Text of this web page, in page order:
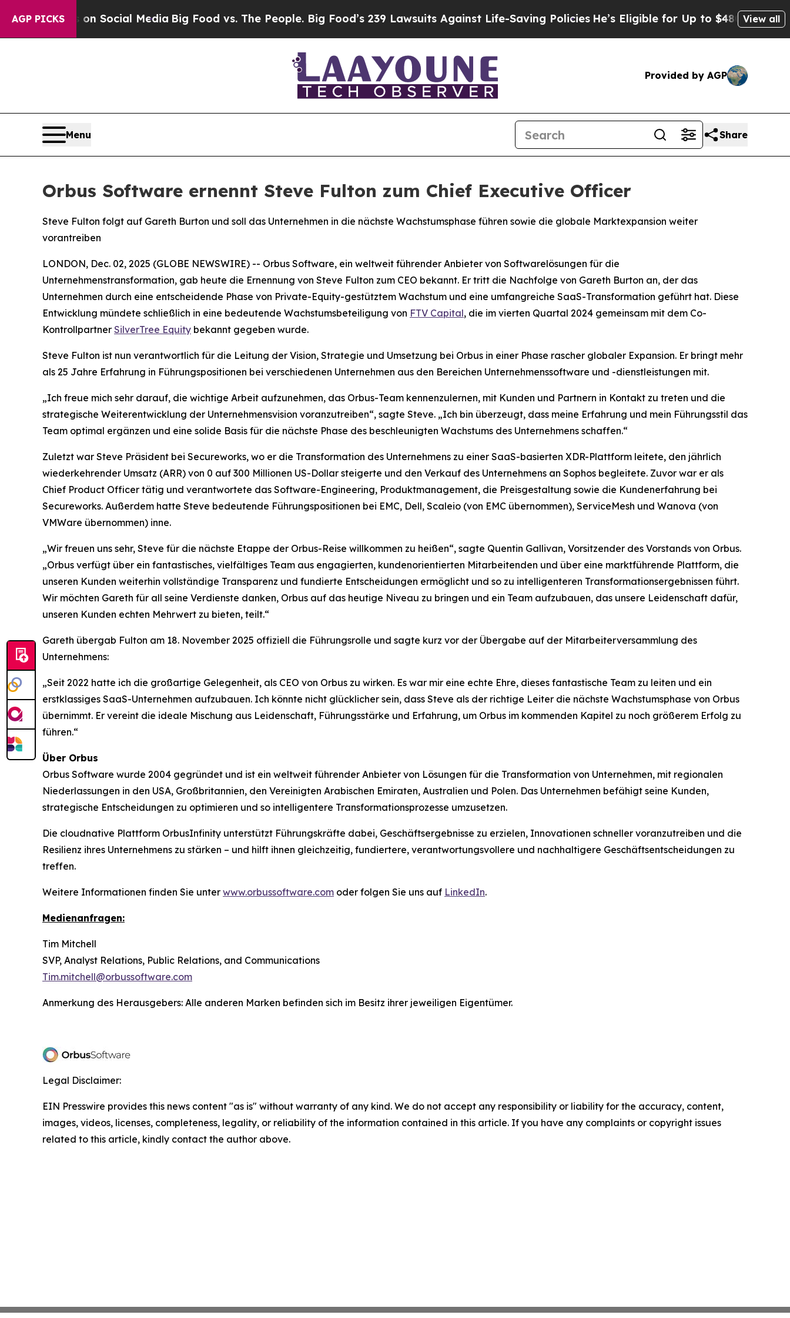
AGP PICKSon Social Media Big Food vs. The People. Big Food’s 239 Lawsuits Against Life-Saving Policies He’s Eligible for Up to $480,000 AfterView all
Provided by AGP
Menu Share
Orbus Software ernennt Steve Fulton zum Chief Executive Officer
Steve Fulton folgt auf Gareth Burton und soll das Unternehmen in die nächste Wachstumsphase führen sowie die globale Marktexpansion weiter
vorantreiben
LONDON, Dec. 02, 2025 (GLOBE NEWSWIRE) -- Orbus Software, ein weltweit führender Anbieter von Softwarelösungen für die
Unternehmenstransformation, gab heute die Ernennung von Steve Fulton zum CEO bekannt. Er tritt die Nachfolge von Gareth Burton an, der das
Unternehmen durch eine entscheidende Phase von Private-Equity-gestütztem Wachstum und eine umfangreiche SaaS-Transformation geführt hat. Diese
Entwicklung mündete schließlich in eine bedeutende Wachstumsbeteiligung von FTV Capital, die im vierten Quartal 2024 gemeinsam mit dem Co-
Kontrollpartner SilverTree Equity bekannt gegeben wurde.
Steve Fulton ist nun verantwortlich für die Leitung der Vision, Strategie und Umsetzung bei Orbus in einer Phase rascher globaler Expansion. Er bringt mehr
als 25 Jahre Erfahrung in Führungspositionen bei verschiedenen Unternehmen aus den Bereichen Unternehmenssoftware und -dienstleistungen mit.
„Ich freue mich sehr darauf, die wichtige Arbeit aufzunehmen, das Orbus-Team kennenzulernen, mit Kunden und Partnern in Kontakt zu treten und die
strategische Weiterentwicklung der Unternehmensvision voranzutreiben“, sagte Steve. „Ich bin überzeugt, dass meine Erfahrung und mein Führungsstil das
Team optimal ergänzen und eine solide Basis für die nächste Phase des beschleunigten Wachstums des Unternehmens schaffen.“
Zuletzt war Steve Präsident bei Secureworks, wo er die Transformation des Unternehmens zu einer SaaS-basierten XDR-Plattform leitete, den jährlich
wiederkehrender Umsatz (ARR) von 0 auf 300 Millionen US-Dollar steigerte und den Verkauf des Unternehmens an Sophos begleitete. Zuvor war er als
Chief Product Officer tätig und verantwortete das Software-Engineering, Produktmanagement, die Preisgestaltung sowie die Kundenerfahrung bei
Secureworks. Außerdem hatte Steve bedeutende Führungspositionen bei EMC, Dell, Scaleio (von EMC übernommen), ServiceMesh und Wanova (von
VMWare übernommen) inne.
„Wir freuen uns sehr, Steve für die nächste Etappe der Orbus-Reise willkommen zu heißen“, sagte Quentin Gallivan, Vorsitzender des Vorstands von Orbus.
„Orbus verfügt über ein fantastisches, vielfältiges Team aus engagierten, kundenorientierten Mitarbeitenden und über eine marktführende Plattform, die
unseren Kunden weiterhin vollständige Transparenz und fundierte Entscheidungen ermöglicht und so zu intelligenteren Transformationsergebnissen führt.
Wir möchten Gareth für all seine Verdienste danken, Orbus auf das heutige Niveau zu bringen und ein Team aufzubauen, das unsere Leidenschaft dafür,
unseren Kunden echten Mehrwert zu bieten, teilt.“
Gareth übergab Fulton am 18. November 2025 offiziell die Führungsrolle und sagte kurz vor der Übergabe auf der Mitarbeiterversammlung des
Unternehmens:
„Seit 2022 hatte ich die großartige Gelegenheit, als CEO von Orbus zu wirken. Es war mir eine echte Ehre, dieses fantastische Team zu leiten und ein
erstklassiges SaaS-Unternehmen aufzubauen. Ich könnte nicht glücklicher sein, dass Steve als der richtige Leiter die nächste Wachstumsphase von Orbus
übernimmt. Er vereint die ideale Mischung aus Leidenschaft, Führungsstärke und Erfahrung, um Orbus im kommenden Kapitel zu noch größerem Erfolg zu
führen.“
Über Orbus
Orbus Software wurde 2004 gegründet und ist ein weltweit führender Anbieter von Lösungen für die Transformation von Unternehmen, mit regionalen
Niederlassungen in den USA, Großbritannien, den Vereinigten Arabischen Emiraten, Australien und Polen. Das Unternehmen befähigt seine Kunden,
strategische Entscheidungen zu optimieren und so intelligentere Transformationsprozesse umzusetzen.
Die cloudnative Plattform OrbusInfinity unterstützt Führungskräfte dabei, Geschäftsergebnisse zu erzielen, Innovationen schneller voranzutreiben und die
Resilienz ihres Unternehmens zu stärken – und hilft ihnen gleichzeitig, fundiertere, verantwortungsvollere und nachhaltigere Geschäftsentscheidungen zu
treffen.
Weitere Informationen finden Sie unter www.orbussoftware.com oder folgen Sie uns auf LinkedIn.
Medienanfragen:
Tim Mitchell
SVP, Analyst Relations, Public Relations, and Communications
Tim.mitchell@orbussoftware.com
Anmerkung des Herausgebers: Alle anderen Marken befinden sich im Besitz ihrer jeweiligen Eigentümer.
Legal Disclaimer:
EIN Presswire provides this news content "as is" without warranty of any kind. We do not accept any responsibility or liability for the accuracy, content,
images, videos, licenses, completeness, legality, or reliability of the information contained in this article. If you have any complaints or copyright issues
related to this article, kindly contact the author above.